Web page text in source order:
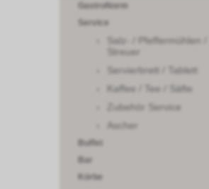
GastroNorm
Service
Salz- / Pfeffermühlen /
Streuer
Servierbrett / Tablett
Kaffee / Tee / Säfte
Zubehör Service
Ascher
Buffet
Bar
Körbe